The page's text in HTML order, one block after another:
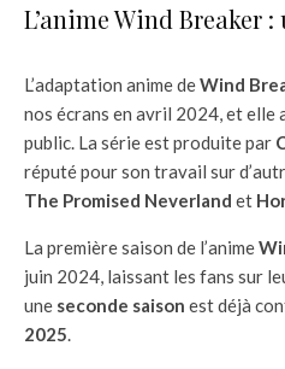
L’anime Wind Breaker
L’adaptation anime deWind
nos écrans en avril 2024, et elle
public. La série est produite par
réputé pour son travail sur
The Promised Neverland et
La première saison de l’anime
juin 2024, laissant les fans sur
une seconde saison est déjà
2025.